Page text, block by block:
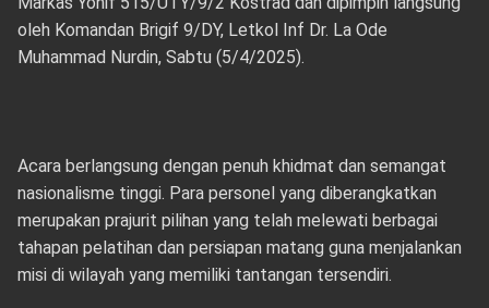
oleh Komandan Brigif 9/DY, Letkol Inf Dr. La Ode
Muhammad Nurdin, Sabtu (5/4/2025).
Acara berlangsung dengan penuh khidmat dan semangat
nasionalisme tinggi. Para personel yang diberangkatkan
merupakan prajurit pilihan yang telah melewati berbagai
tahapan pelatihan dan persiapan matang guna menjalankan
misi di wilayah yang memiliki tantangan tersendiri.